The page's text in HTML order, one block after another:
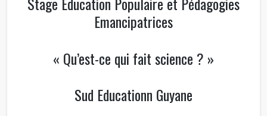
Emancipatrices
« Qu’est-ce qui fait science ? »
Sud Educationn Guyane